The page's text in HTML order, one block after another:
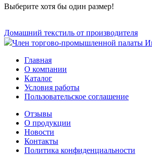
Выберите хотя бы один размер!
Домашний текстиль от производителя
Член торгово-промышленной палаты
Главная
О компании
Каталог
Условия работы
Пользовательское соглашение
Отзывы
О продукции
Новости
Контакты
Политика конфиденциальности